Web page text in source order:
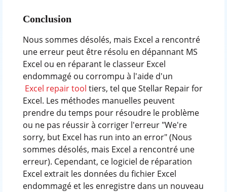
Conclusion
Nous sommes désolés, mais Excel a rencontré
une erreur peut être résolu en dépannant MS
Excel ou en réparant le classeur Excel
endommagé ou corrompu à l'aide d'un
Excel repair tool tiers, tel que Stellar Repair for
Excel. Les méthodes manuelles peuvent
prendre du temps pour résoudre le problème
ou ne pas réussir à corriger l'erreur "We're
sorry, but Excel has run into an error" (Nous
sommes désolés, mais Excel a rencontré une
erreur). Cependant, ce logiciel de réparation
Excel extrait les données du fichier Excel
endommagé et les enregistre dans un nouveau